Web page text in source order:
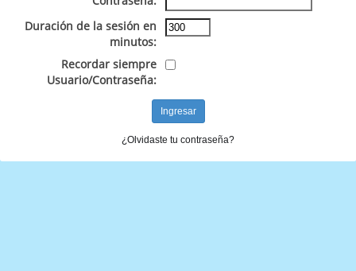
Duración de la sesión en
minutos:
Recordar siempre
Usuario/Contraseña:
¿Olvidaste tu contraseña?